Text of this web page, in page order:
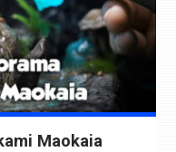
Maokaia